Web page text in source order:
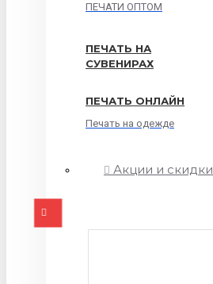
ПЕЧАТИ ОПТОМ
ПЕЧАТЬ НА
СУВЕНИРАХ
ПЕЧАТЬ ОНЛАЙН
Печать на одежде
Акции и скидки